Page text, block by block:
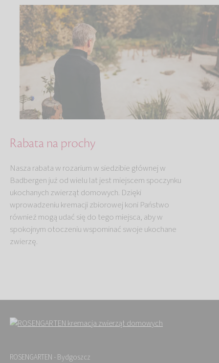
Rabata na prochy
Nasza rabata w rozarium w siedzibie głównej w
Badbergen już od wielu lat jest miejscem spoczynku
ukochanych zwierząt domowych. Dzięki
wprowadzeniu kremacji zbiorowej koni Państwo
również mogą udać się do tego miejsca, aby w
spokojnym otoczeniu wspominać swoje ukochane
zwierzę.
ROSENGARTEN - Bydgoszcz